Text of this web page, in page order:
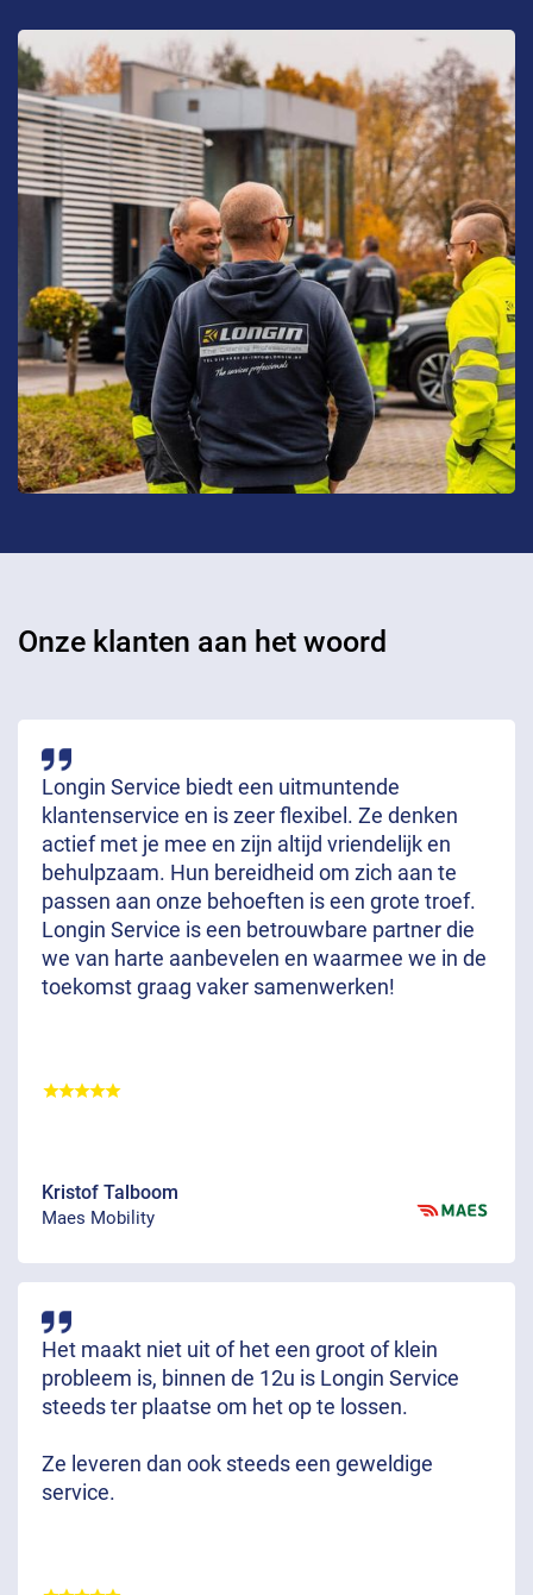
Onze klanten aan het woord
Longin Service biedt een uitmuntende
klantenservice en is zeer flexibel. Ze denken
actief met je mee en zijn altijd vriendelijk en
behulpzaam. Hun bereidheid om zich aan te
passen aan onze behoeften is een grote troef.
Longin Service is een betrouwbare partner die
we van harte aanbevelen en waarmee we in de
toekomst graag vaker samenwerken!
Kristof Talboom
Maes Mobility
Het maakt niet uit of het een groot of klein
probleem is, binnen de 12u is Longin Service
steeds ter plaatse om het op te lossen.
Ze leveren dan ook steeds een geweldige
service.